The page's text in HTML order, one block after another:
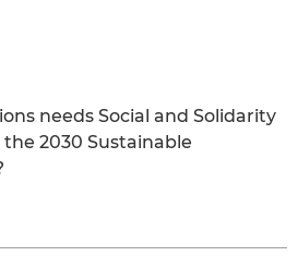
needs Social and Solidarity
2030 Sustainable